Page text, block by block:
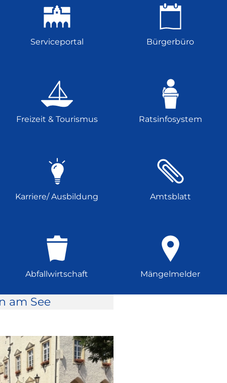
Serviceportal Bürgerbüro
Freizeit & Tourismus Ratsinfosystem
Karriere/ Ausbildung Amtsblatt
Abfallwirtschaft Mängelmelder
am See